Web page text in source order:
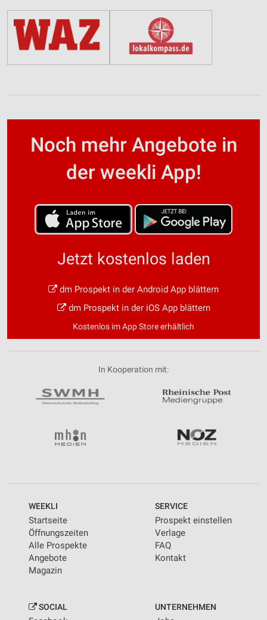
Noch mehr Angebote in
der weekli App!
Jetzt kostenlos laden
dm Prospekt in der Android App blättern
dm Prospekt in der iOS App blättern
Kostenlos im App Store erhältlich
In Kooperation mit:
WEEKLI
Startseite
Öffnungszeiten
Alle Prospekte
Angebote
Magazin
SERVICE
Prospekt einstellen
Verlage
FAQ
Kontakt
SOCIAL UNTERNEHMEN